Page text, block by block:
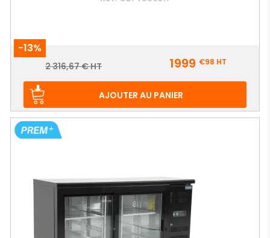
-13%
Prix
Prix
2 316,67 € HT 1999 €98 HT
AJOUTER AU PANIER